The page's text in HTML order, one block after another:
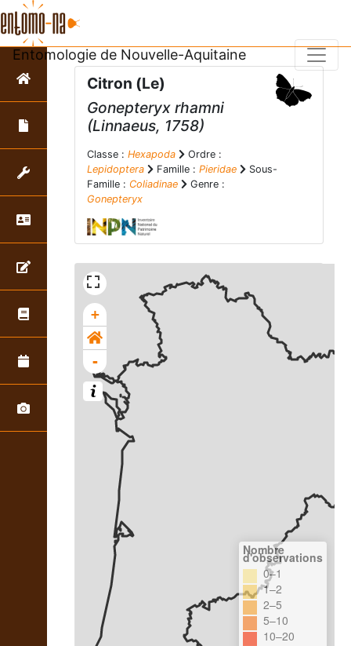
Entomologie de Nouvelle-Aquitaine
Citron (Le)
Gonepteryx rhamni
(Linnaeus, 1758)
Classe : Hexapoda
Ordre :
Lepidoptera
Famille : Pieridae
Sous-
Famille : Coliadinae
Genre :
Gonepteryx
+
-
Nombre
d'observations
0–1
1–2
2–5
5–10
10–20